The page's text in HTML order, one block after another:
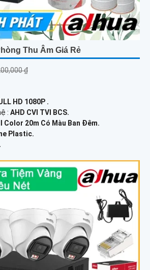
Thu Âm Giá Rẻ
₫
HD 1080P .
: AHD CVI TVI BCS.
Color 20m Có Màu Ban Ðêm.
Plastic.